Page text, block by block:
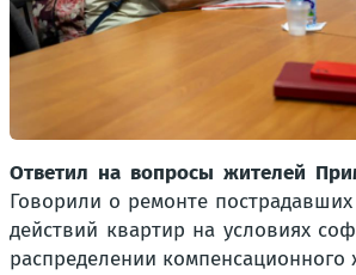
Ответил на вопросы жителей
Говорили о ремонте
действий квартир на условиях
распределении компенсационного